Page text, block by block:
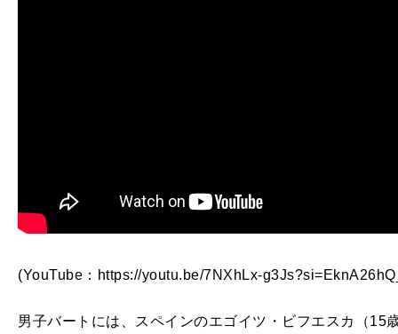
(YouTube：https://youtu.be/7NXhLx-
男子バートには、スペインのエゴイツ・ビフエスカ（15